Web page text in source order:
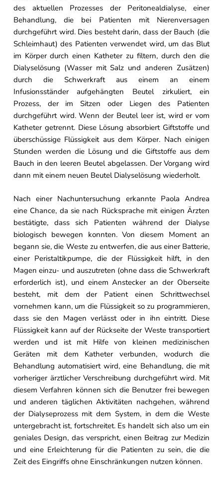
des aktuellen Prozesses der Peritonealdialyse, einer
Behandlung, die bei Patienten mit Nierenversagen
durchgeführt wird. Dies besteht darin, dass der Bauch (die
Schleimhaut) des Patienten verwendet wird, um das Blut
im Körper durch einen Katheter zu filtern, durch den die
Dialyselösung (Wasser mit Salz und anderen Zusätzen)
durch die Schwerkraft aus einem an einem
Infusionsständer aufgehängten Beutel zirkuliert, ein
Prozess, der im Sitzen oder Liegen des Patienten
durchgeführt wird. Wenn der Beutel leer ist, wird er vom
Katheter getrennt. Diese Lösung absorbiert Giftstoffe und
überschüssige Flüssigkeit aus dem Körper. Nach einigen
Stunden werden die Lösung und die Giftstoffe aus dem
Bauch in den leeren Beutel abgelassen. Der Vorgang wird
dann mit einem neuen Beutel Dialyselösung wiederholt.
Nach einer Nachuntersuchung erkannte Paola Andrea
eine Chance, da sie nach Rücksprache mit einigen Ärzten
bestätigte, dass sich Patienten während der Dialyse
biologisch bewegen konnten. Von diesem Moment an
begann sie, die Weste zu entwerfen, die aus einer Batterie,
einer Peristaltikpumpe, die der Flüssigkeit hilft, in den
Magen einzu- und auszutreten (ohne dass die Schwerkraft
erforderlich ist), und einem Anstecker an der Oberseite
besteht, mit dem der Patient einen Schrittwechsel
vornehmen kann, um die Flüssigkeit so zu programmieren,
dass sie den Magen verlässt oder in ihn eintritt. Diese
Flüssigkeit kann auf der Rückseite der Weste transportiert
werden und ist mit Hilfe von kleinen medizinischen
Geräten mit dem Katheter verbunden, wodurch die
Behandlung automatisiert wird, eine Behandlung, die mit
vorheriger ärztlicher Verschreibung durchgeführt wird. Mit
diesem Verfahren können sich die Benutzer frei bewegen
und anderen täglichen Aktivitäten nachgehen, während
der Dialyseprozess mit dem System, in dem die Weste
untergebracht ist, fortschreitet. Es handelt sich also um ein
geniales Design, das verspricht, einen Beitrag zur Medizin
und eine Erleichterung für die Patienten zu sein, die die
Zeit des Eingriffs ohne Einschränkungen nutzen können.